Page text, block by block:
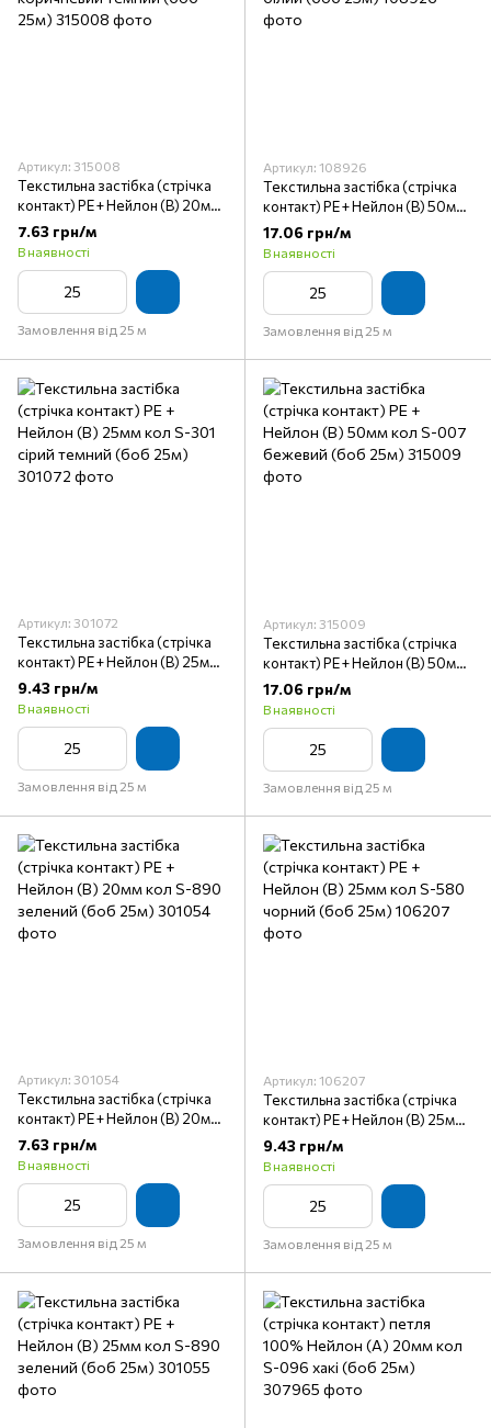
Артикул: 315008
Текстильна застібка (стрічка
контакт) PE + Нейлон (B) 20мм
кол S-570 коричневий темний
(боб 25м)
7.63 грн/м
В наявності
Замовлення від 25 м
Артикул: 108926
Текстильна застібка (стрічка
контакт) PE + Нейлон (B) 50мм
кол S-501 білий (боб 25м)
17.06 грн/м
В наявності
Замовлення від 25 м
Артикул: 301072
Текстильна застібка (стрічка
контакт) PE + Нейлон (B) 25мм
кол S-301 сірий темний (боб
25м)
9.43 грн/м
В наявності
Замовлення від 25 м
Артикул: 315009
Текстильна застібка (стрічка
контакт) PE + Нейлон (B) 50мм
кол S-007 бежевий (боб 25м)
17.06 грн/м
В наявності
Замовлення від 25 м
Артикул: 301054
Текстильна застібка (стрічка
контакт) PE + Нейлон (B) 20мм
кол S-890 зелений (боб 25м)
7.63 грн/м
В наявності
Замовлення від 25 м
Артикул: 106207
Текстильна застібка (стрічка
контакт) PE + Нейлон (B) 25мм
кол S-580 чорний (боб 25м)
9.43 грн/м
В наявності
Замовлення від 25 м